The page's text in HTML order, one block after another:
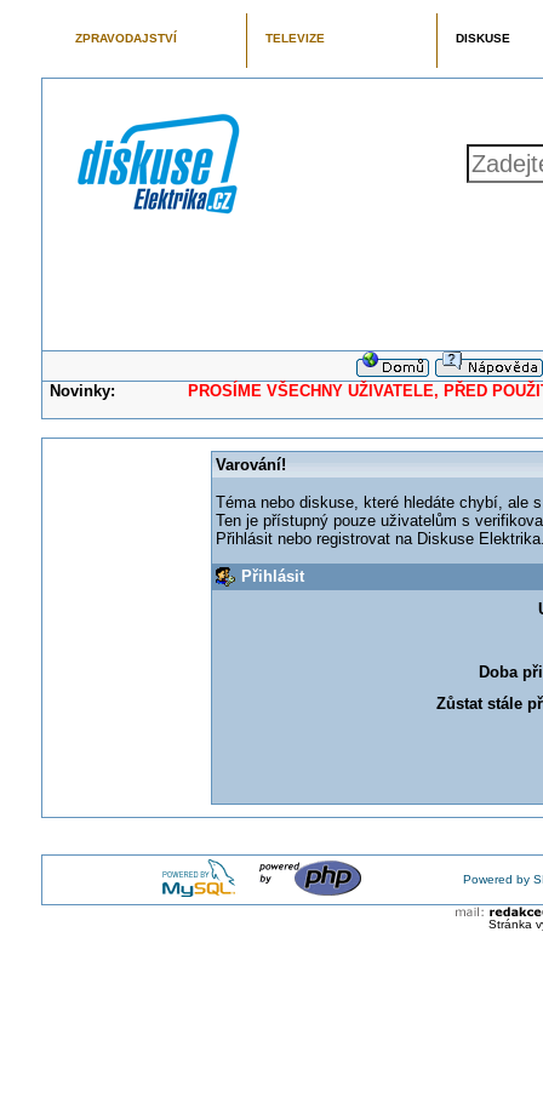
ZPRAVODAJSTVÍ TELEVIZE DISKUSE
Novinky: PROSÍME VŠECHNY UŽIVATELE, PŘED
Varování!
Téma nebo diskuse, které hledáte chybí, ale
Ten je přístupný pouze uživatelům s
Přihlásit nebo registrovat na Diskuse
Přihlásit
Doba
Zůstat stále
Powered by
Stránka